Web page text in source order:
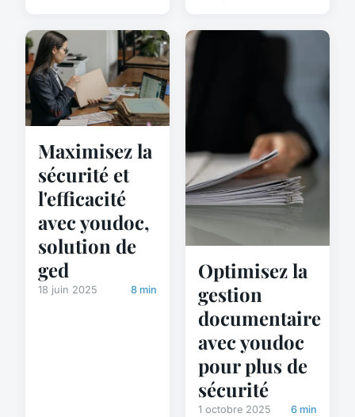
Maximisez la
sécurité et
l'efficacité
avec youdoc,
solution de
ged
18 juin 2025 8 min
Optimisez la
gestion
documentaire
avec youdoc
pour plus de
sécurité
1 octobre 2025 6 min